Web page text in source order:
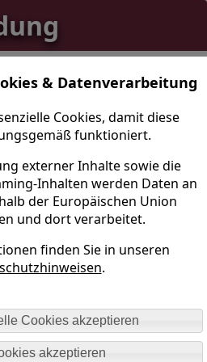
& Datenverarbeitung
Cookies, damit diese
funktioniert.
externer Inhalte sowie die
Inhalten werden Daten an
der Europäischen Union
und dort verarbeitet.
finden Sie in unseren
.
Cookies akzeptieren
akzeptieren
Bereich ist nur mit
zulässig. Als
füllen Sie bitte beide
vergessen